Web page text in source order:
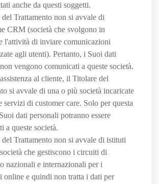
anche da questi soggetti.
Trattamento non si avvale di
CRM (società che svolgono in
l'attività di inviare comunicazioni
agli utenti). Pertanto, i Suoi dati
vengono comunicati a queste società.
al cliente, il Titolare del
si avvale di una o più società incaricate
servizi di customer care. Solo per questa
dati personali potranno essere
a queste società.
Trattamento non si avvale di istituti
che gestiscono i circuiti di
nazionali e internazionali per i
online e quindi non tratta i dati per